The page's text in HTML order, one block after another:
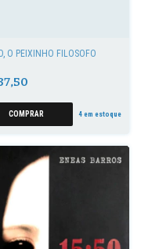
O PEIXINHO FILÓSOFO
4 em estoque